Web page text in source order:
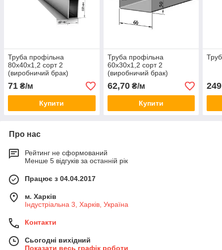
Труба профільна
80x40х1,2 сорт 2
(виробничий брак)
71 ₴/м
Купити
Труба профільна
60x30х1,2 сорт 2
(виробничий брак)
62,70₴/м
Купити
Про нас
Рейтинг не сформований
Менше 5 відгуків за останній рік
Працює з 04.04.2017
м. Харків
Індустріальна 3, Харків, Україна
Контакти
Сьогодні вихідний
Показати весь графік роботи